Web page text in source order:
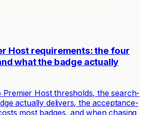
Host requirements: the four
what the badge actually
Host thresholds, the search-
actually delivers, the acceptance-
most badges, and when chasing